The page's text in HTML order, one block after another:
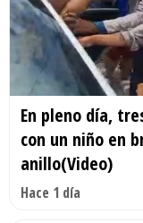
En pleno día,
con un niño en
anillo(Video)
Hace 1 día